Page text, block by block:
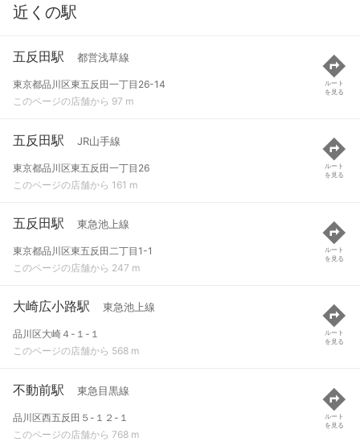
近くの駅
五反田駅 都営浅草線
東京都品川区東五反田一丁目26-14
このページの店舗から 97 m
ルート
を見る
五反田駅 JR山手線
東京都品川区東五反田一丁目26
このページの店舗から 161 m
ルート
を見る
五反田駅 東急池上線
東京都品川区東五反田二丁目1-1
このページの店舗から 247 m
ルート
を見る
大崎広小路駅 東急池上線
品川区大崎４-１-１
このページの店舗から 568 m
ルート
を見る
不動前駅 東急目黒線
品川区西五反田５-１２-１
このページの店舗から 768 m
ルート
を見る